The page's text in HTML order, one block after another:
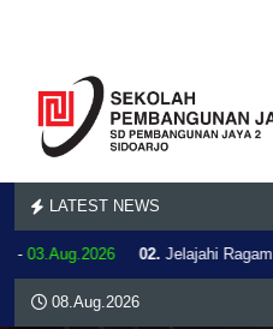
LATEST NEWS
-03.Aug.2026 02.Jelajahi
08.Aug.2026